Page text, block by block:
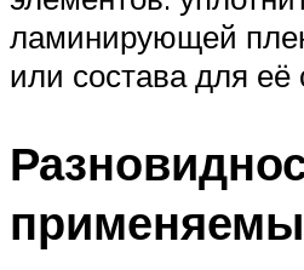
ламинирующей
или состава для её